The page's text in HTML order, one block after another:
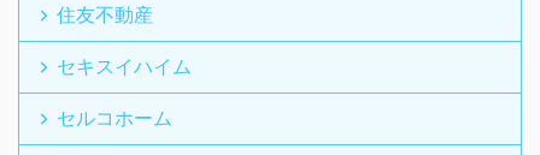
住友不動産
セキスイハイム
セルコホーム